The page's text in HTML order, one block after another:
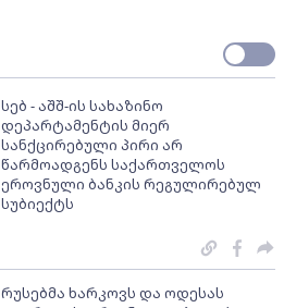
სებ - აშშ-ის სახაზინო
დეპარტამენტის მიერ
სანქცირებული პირი არ
წარმოადგენს საქართველოს
ეროვნული ბანკის რეგულირებულ
სუბიექტს
რუსებმა ხარკოვს და ოდესას